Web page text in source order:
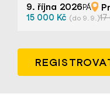
9. října 2026 PÁ
15 000 Kč (do 9. 9.)